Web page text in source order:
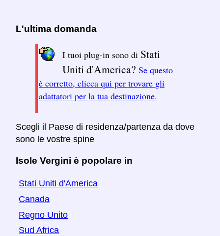
L'ultima domanda
I tuoi plug-in sono di Stati
Uniti d'America? Se questo
è corretto, clicca qui per trovare gli
adattatori per la tua destinazione.
Scegli il Paese di residenza/partenza da dove
sono le vostre spine
Isole Vergini è popolare in
Stati Uniti d'America
Canada
Regno Unito
Sud Africa